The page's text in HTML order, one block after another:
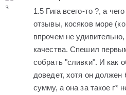
1.5 Гига всего-то ?, а
отзывы, косяков море
впрочем не удивительно,
качества. Спешил
собрать "сливки". И как
доведет, хотя он
сумму, а она за такое г*